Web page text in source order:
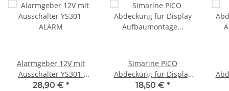
Alarmgeber 12V mit
Ausschalter YS301-
ALARM
28,90 € *
Simarine PICO
Abdeckung für Display
Aufbaumontage blau,
18,50 € *